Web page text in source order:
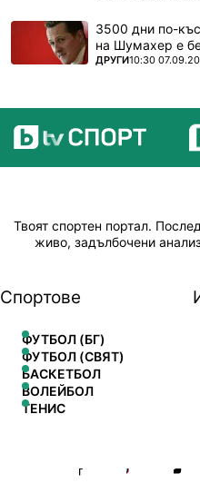
3500 дни по-
на Шумахер е
ПОВЕЧЕ ОТ
ДРУГИ10:30
Твоят спортен портал.
живо, задълбочени
Спортове
ФУТБОЛ (БГ)
ФУТБОЛ (СВЯТ)
БАСКЕТБОЛ
ВОЛЕЙБОЛ
ТЕНИС